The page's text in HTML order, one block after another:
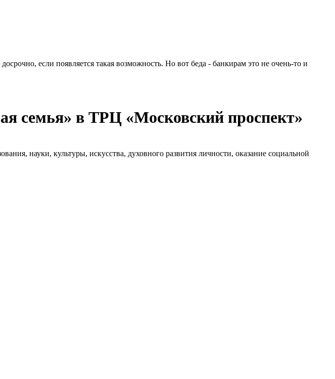
если появляется такая возможность. Но вот беда - банкирам это не очень-то и
семья» в ТРЦ «Московский проспект»
науки, культуры, искусства, духовного развития личности, оказание социальной